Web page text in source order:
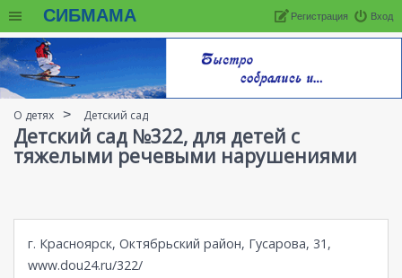
СИБМАМА Вход
Регистрация
О детях Детский сад
Детский сад №322, для детей с
тяжелыми речевыми нарушениями
г. Красноярск, Октябрьский район, Гусарова, 31,
www.dou24.ru/322/